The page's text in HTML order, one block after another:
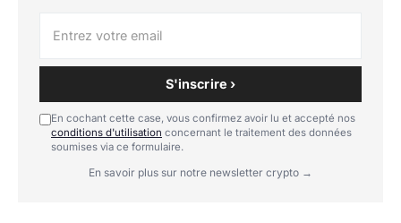
S'inscrire ›
En cochant cette case, vous confirmez avoir lu et accepté nos
conditions d'utilisation concernant le traitement des données
soumises via ce formulaire.
En savoir plus sur notre newsletter crypto →